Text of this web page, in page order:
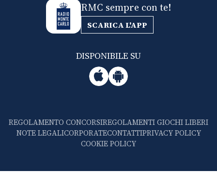
RMC sempre con te!
SCARICA L'APP
DISPONIBILE SU
REGOLAMENTO CONCORSIREGOLAMENTI GIOCHI LIBERI
NOTE LEGALICORPORATECONTATTIPRIVACY POLICY
COOKIE POLICY